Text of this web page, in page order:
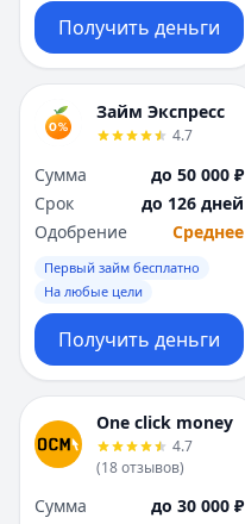
Получить деньги
Займ Экспресс
4.7
Сумма
до 50 000 ₽
Срок
до 126 дней
Одобрение
Среднее
Первый займ бесплатно
На любые цели
Получить деньги
One click money
4.7
(18отзывов)
Сумма
до 30 000 ₽